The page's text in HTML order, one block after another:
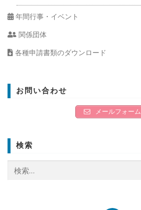
年間行事・イベント
関係団体
各種申請書類のダウンロード
お問い合わせ
メールフォーム
検索